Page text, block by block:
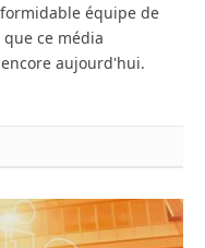
équipe de
ce média
aujourd'hui.